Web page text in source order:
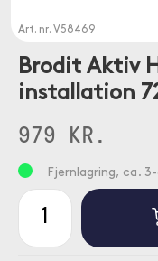
Art. nr. V58469
Brodit Aktiv
installation
979 KR.
Fjernlagring, ca.